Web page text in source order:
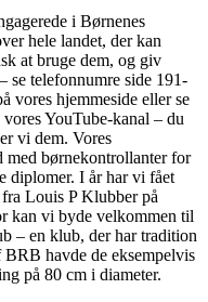
i Børnenes
hele landet, der kan
at bruge dem, og giv
se telefonnumre side 191-
vores hjemmeside eller se
YouTube-kanal – du
vi dem. Vores
med børnekontrollanter for
diplomer. I år har vi fået
Louis P Klubber på
kan vi byde velkommen til
– en klub, der har tradition
havde de eksempelvis
på 80 cm i diameter.